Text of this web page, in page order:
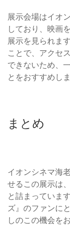
展示会場はイオ
しており、映画
展示を見られま
ことで、アクセ
できないため、
とをおすすめしま
まとめ
イオンシネマ海
せるこの展示は
と詰まっていま
ズ』のファンに
しのこの機会を